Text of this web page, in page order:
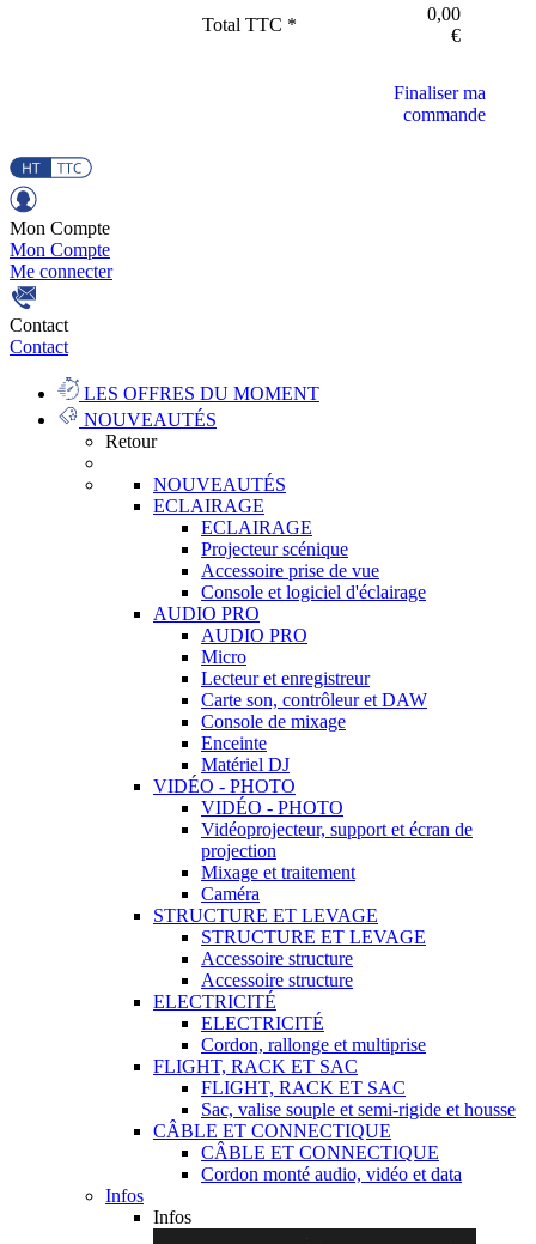
Total TTC *
0,00
€
Finaliser ma
commande
Mon Compte
Mon Compte
Me connecter
Contact
Contact
LES OFFRES DU MOMENT
NOUVEAUTÉS
Retour
NOUVEAUTÉS
ECLAIRAGE
ECLAIRAGE
Projecteur scénique
Accessoire prise de vue
Console et logiciel d'éclairage
AUDIO PRO
AUDIO PRO
Micro
Lecteur et enregistreur
Carte son, contrôleur et DAW
Console de mixage
Enceinte
Matériel DJ
VIDÉO - PHOTO
VIDÉO - PHOTO
Vidéoprojecteur, support et écran de
projection
Mixage et traitement
Caméra
STRUCTURE ET LEVAGE
STRUCTURE ET LEVAGE
Accessoire structure
Accessoire structure
ELECTRICITÉ
ELECTRICITÉ
Cordon, rallonge et multiprise
FLIGHT, RACK ET SAC
FLIGHT, RACK ET SAC
Sac, valise souple et semi-rigide et housse
CÂBLE ET CONNECTIQUE
CÂBLE ET CONNECTIQUE
Cordon monté audio, vidéo et data
Infos
Infos